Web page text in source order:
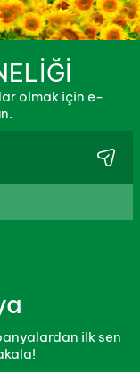
olmak için e-
ilk sen